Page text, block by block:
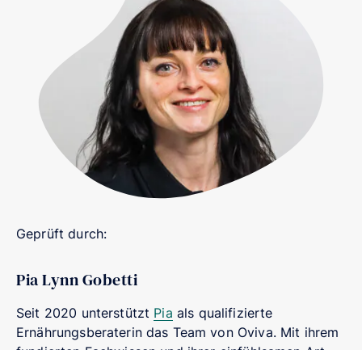
Geprüft durch:
Pia Lynn Gobetti
Seit 2020 unterstützt Pia als qualifizierte
Ernährungsberaterin das Team von Oviva. Mit ihrem